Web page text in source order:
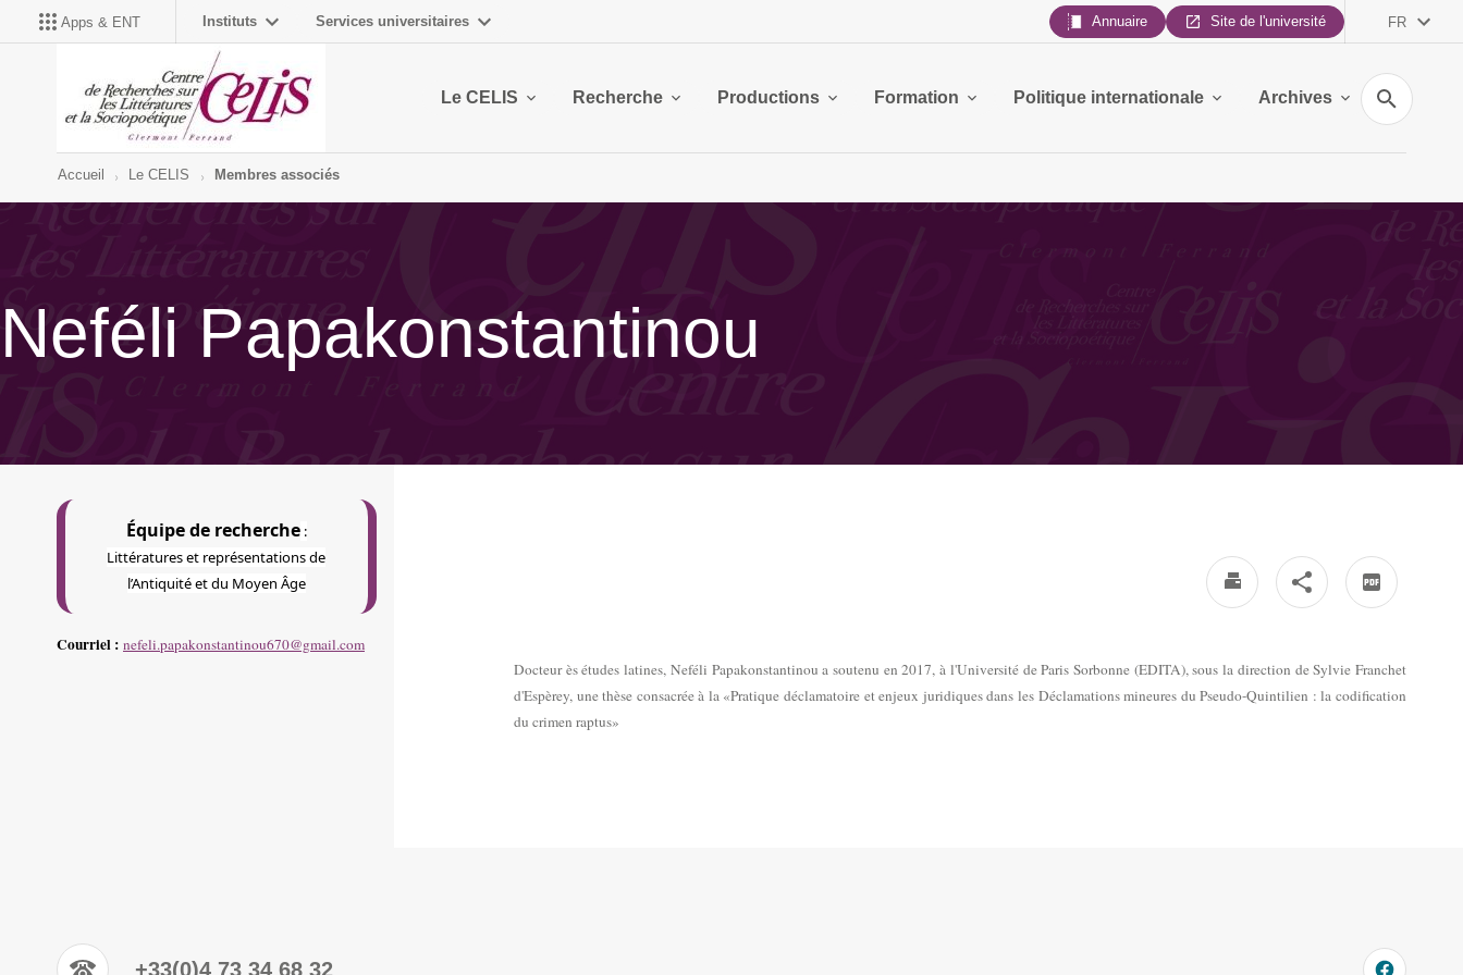
Apps & ENT Instituts Services universitaires Annuaire Site de l'université FR
Le CELIS Recherche Productions Formation Politique internationale Archives
Recherche
Accueil Le CELIS Membres associés
Neféli Papakonstantinou
Docteur ès études latines, Neféli Papakonstantinou a soutenu en 2017, à l'Université de Paris Sorbonne (EDITA), sous la direction de Sylvie Franchet
d'Espèrey, une thèse consacrée à la «Pratique déclamatoire et enjeux juridiques dans les Déclamations mineures du Pseudo-Quintilien : la codification
du crimen raptus»
Équipe de recherche:
Littératures et représentations de
l’Antiquité et du Moyen Âge
Courriel : nefeli.papakonstantinou670@gmail.com
+33(0)4 73 34 68 32